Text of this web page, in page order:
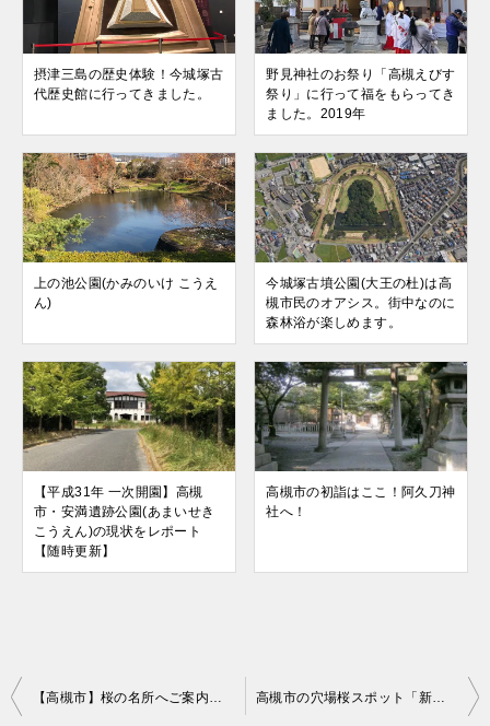
摂津三島の歴史体験！今城塚古
代歴史館に行ってきました。
野見神社のお祭り「高槻えびす
祭り」に行って福をもらってき
ました。2019年
上の池公園(かみのいけ こうえ
ん)
今城塚古墳公園(大王の杜)は高
槻市民のオアシス。街中なのに
森林浴が楽しめます。
【平成31年 一次開園】高槻
市・安満遺跡公園(あまいせき
こうえん)の現状をレポート
【随時更新】
高槻市の初詣はここ！阿久刀神
社へ！
投
【高槻市】桜の名所へご案内します。おすすめの花見スポットを3ヵ所 高槻市の穴場桜スポット「新川桜堤」～900ｍに及ぶ桜の遊歩道～